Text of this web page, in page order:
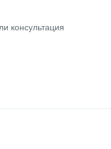
консультация